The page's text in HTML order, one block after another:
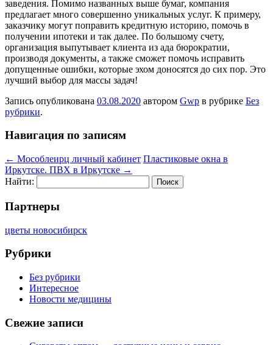
заведения. Помимо названных выше бумаг, компания
предлагает много совершенно уникальных услуг. К примеру,
заказчику могут поправить кредитную историю, помочь в
получении ипотеки и так далее. По большому счету,
организация выпутывает клиента из ада бюрократии,
производя документы, а также сможет помочь исправить
допущенные ошибки, которые эхом доносятся до сих пор. Это
лучший выбор для массы задач!
Запись опубликована 03.08.2020 автором Gwp в рубрике Без
рубрики.
Навигация по записям
← Мособлеирц личный кабинет Пластиковые окна в
Иркутске. ПВХ в Иркутске →
Найти:
Партнеры
цветы новосибирск
Рубрики
Без рубрики
Интересное
Новости медицины
Свежие записи